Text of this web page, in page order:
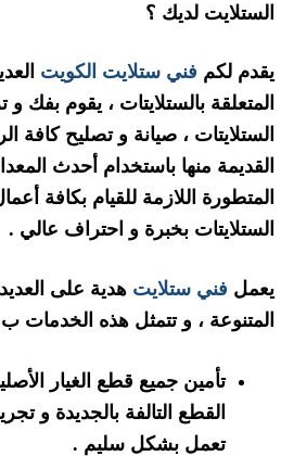
الستلايت لديك ؟
يقدم لكم فني ستلايت الكويت
المتعلقة بالستلايتات ، يقوم بفك
الستلايتات ، صيانة و تصليح كافة
القديمة منها باستخدام أحدث
المتطورة اللازمة للقيام بكافة
الستلايتات بخبرة و احتراف عالي .
يعمل فني ستلايت هدية على
المتنوعة ، و تتمثل هذه الخدمات
تأمين جميع قطع الغيار
القطع التالفة بالجديدة و
تعمل بشكل سليم .